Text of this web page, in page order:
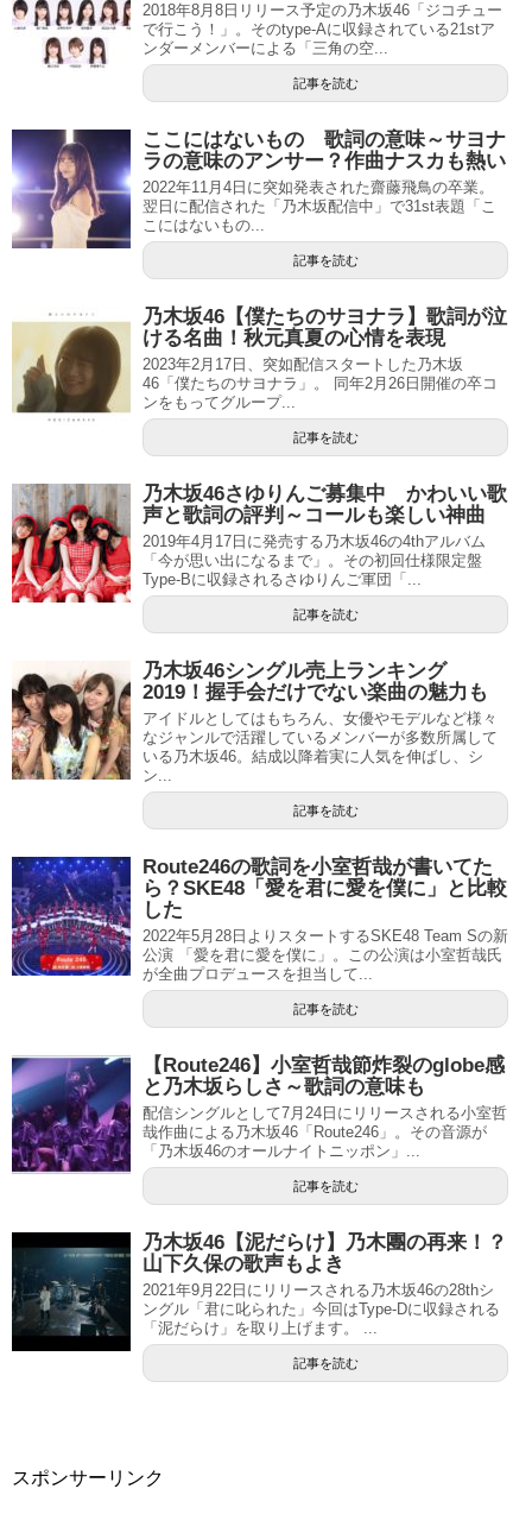
2018年8月8日リリース予定の乃木坂46「ジコチュー
で行こう！」。そのtype-Aに収録されている21stア
ンダーメンバーによる「三角の空...
記事を読む
ここにはないもの 歌詞の意味～サヨナ
ラの意味のアンサー？作曲ナスカも熱い
2022年11月4日に突如発表された齋藤飛鳥の卒業。
翌日に配信された「乃木坂配信中」で31st表題「こ
こにはないもの...
記事を読む
乃木坂46【僕たちのサヨナラ】歌詞が泣
ける名曲！秋元真夏の心情を表現
2023年2月17日、突如配信スタートした乃木坂
46「僕たちのサヨナラ」。 同年2月26日開催の卒コ
ンをもってグループ...
記事を読む
乃木坂46さゆりんご募集中 かわいい歌
声と歌詞の評判～コールも楽しい神曲
2019年4月17日に発売する乃木坂46の4thアルバム
「今が思い出になるまで」。その初回仕様限定盤
Type-Bに収録されるさゆりんご軍団「...
記事を読む
乃木坂46シングル売上ランキング
2019！握手会だけでない楽曲の魅力も
アイドルとしてはもちろん、女優やモデルなど様々
なジャンルで活躍しているメンバーが多数所属して
いる乃木坂46。結成以降着実に人気を伸ばし、シ
ン...
記事を読む
Route246の歌詞を小室哲哉が書いてた
ら？SKE48「愛を君に愛を僕に」と比較
した
2022年5月28日よりスタートするSKE48 Team Sの新
公演 「愛を君に愛を僕に」。この公演は小室哲哉氏
が全曲プロデュースを担当して...
記事を読む
【Route246】小室哲哉節炸裂のglobe感
と乃木坂らしさ～歌詞の意味も
配信シングルとして7月24日にリリースされる小室哲
哉作曲による乃木坂46「Route246」。その音源が
「乃木坂46のオールナイトニッポン」...
記事を読む
乃木坂46【泥だらけ】乃木團の再来！？
山下久保の歌声もよき
2021年9月22日にリリースされる乃木坂46の28thシ
ングル「君に叱られた」今回はType-Dに収録される
「泥だらけ」を取り上げます。 ...
記事を読む
スポンサーリンク